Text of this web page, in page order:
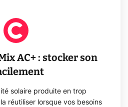
AC+ : stocker son
solaire produite en trop
réutiliser lorsque vos besoins